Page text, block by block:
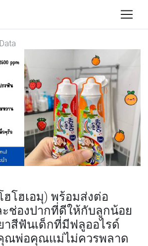
Data
ฮโฮเอมุ) พร้อมส่งต่อ
ช่องปากที่ดีให้กับลูกน้อย
สีฟันเด็กที่มีฟลูออไรด์
ณพ่อคุณแม่ไม่ควรพลาด